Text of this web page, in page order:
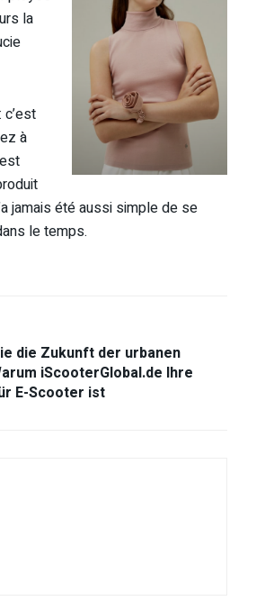
la
à
est
jamais été aussi simple de se
le temps.
die Zukunft der urbanen
iScooterGlobal.de Ihre
E-Scooter ist